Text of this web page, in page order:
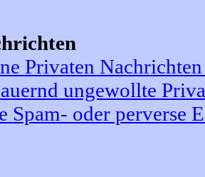
Privaten
ungewollte
Spam- oder perverse